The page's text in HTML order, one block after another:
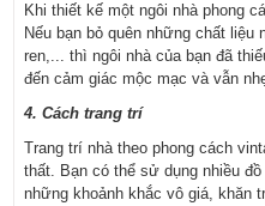
Khi thiết kế một ngôi nhà phong
Nếu bạn bỏ quên những chất
ren,... thì ngôi nhà của bạn đã
đến cảm giác mộc mạc và vẫn
4. Cách trang trí
Trang trí nhà theo phong cách
thất. Bạn có thể sử dụng nhiều
những khoảnh khắc vô giá, khăn